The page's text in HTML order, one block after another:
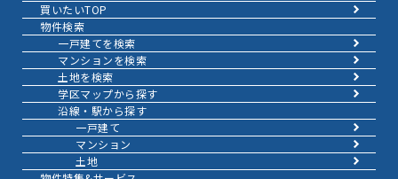
買いたいTOP
物件検索
一戸建てを検索
マンションを検索
土地を検索
学区マップから探す
沿線・駅から探す
一戸建て
マンション
土地